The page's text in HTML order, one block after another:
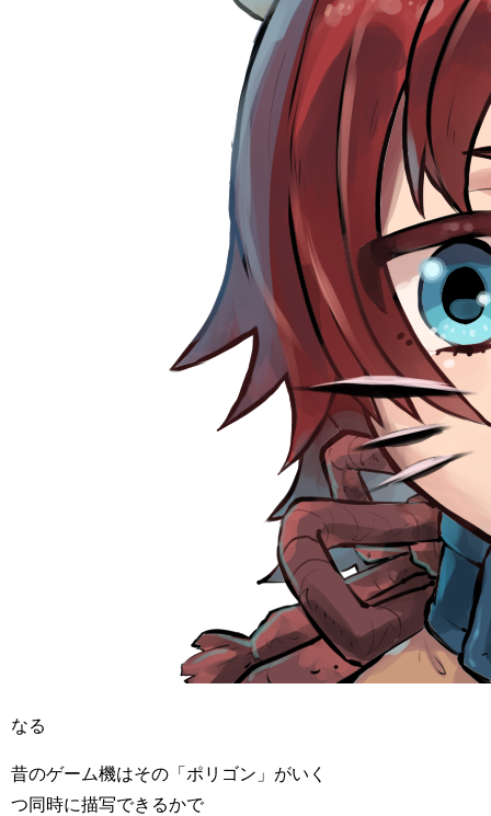
なる
昔のゲーム機はその「ポリゴン」がいく
つ同時に描写できるかで